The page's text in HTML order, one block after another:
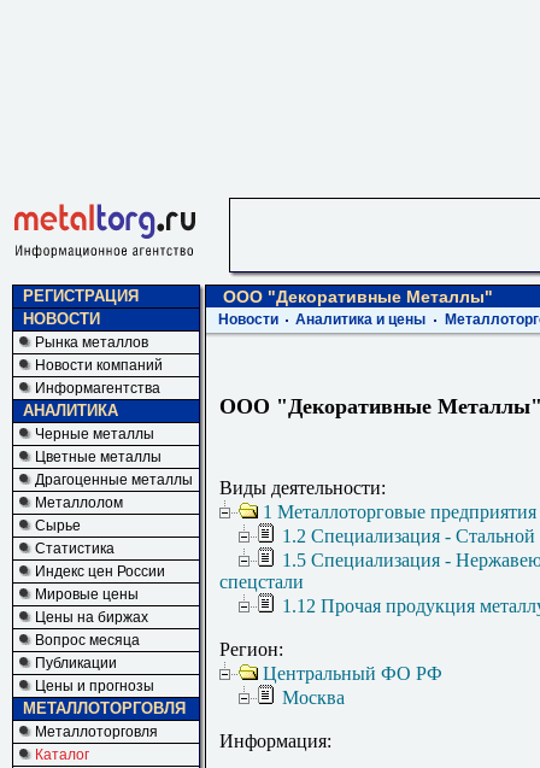
РЕГИСТРАЦИЯ
НОВОСТИ
Рынка металлов
Новости компаний
Информагентства
АНАЛИТИКА
Черные металлы
Цветные металлы
Драгоценные металлы
Металлолом
Сырье
Статистика
Индекс цен России
Мировые цены
Цены на биржах
Вопрос месяца
Публикации
Цены и прогнозы
МЕТАЛЛОТОРГОВЛЯ
Металлоторговля
Каталог
ООО "Декоративные Металлы"
Новости Аналитика и цены
ООО "Декоративные
Виды деятельности:
1 Металлоторговые
1.2 Специализация -
1.5 Специализация -
спецстали
1.12 Прочая продукция
Регион:
Центральный ФО РФ
Москва
Информация: